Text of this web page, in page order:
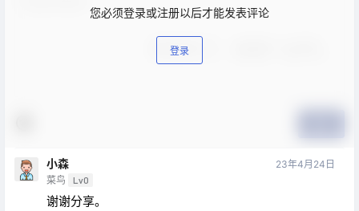
您必须登录或注册以后才能发表评论
登录
小森
菜鸟 Lv0
23年4月24日
谢谢分享。